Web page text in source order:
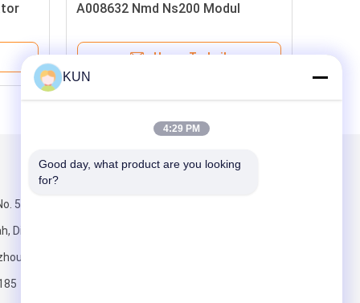
A008632 Nmd Ns200 Modul
A021932 A008909 A003872-05
Harga Terbaik
555, Jalan
Distrik
Cina
Kirimkan Kami
KUN
4:29 PM
Good day, what product are you looking
for?